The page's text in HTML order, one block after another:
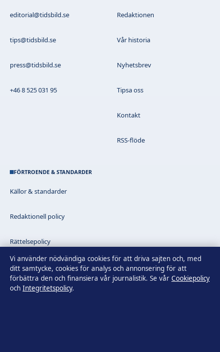
editorial@tidsbild.se
tips@tidsbild.se
press@tidsbild.se
+46 8 525 031 95
Redaktionen
Vår historia
Nyhetsbrev
Tipsa oss
Kontakt
RSS-flöde
FÖRTROENDE & STANDARDER
Källor & standarder
Redaktionell policy
Rättelsepolicy
Faktagranskningspolicy
Ägande & finansiering
Vi använder nödvändiga cookies för att driva sajten och, med
ditt samtycke, cookies för analys och annonsering för att
förbättra den och finansiera vår journalistik. Se vår Cookiepolicy
och Integritetspolicy.